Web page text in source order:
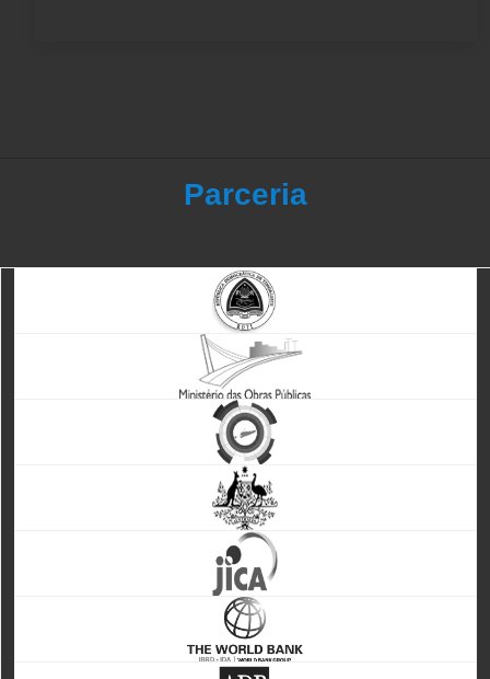
Parceria